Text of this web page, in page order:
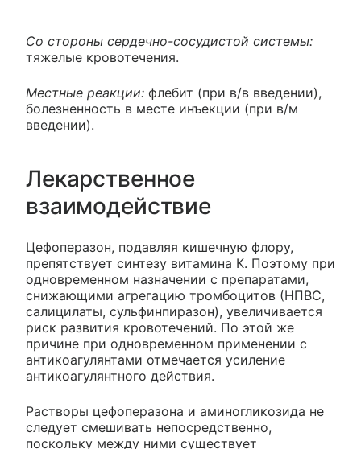
Со стороны сердечно-сосудистой системы:
тяжелые кровотечения.
Местные реакции: флебит (при в/в введении),
болезненность в месте инъекции (при в/м
введении).
Лекарственное
взаимодействие
Цефоперазон, подавляя кишечную флору,
препятствует синтезу витамина К. Поэтому при
одновременном назначении с препаратами,
снижающими агрегацию тромбоцитов (НПВС,
салицилаты, сульфинпиразон), увеличивается
риск развития кровотечений. По этой же
причине при одновременном применении с
антикоагулянтами отмечается усиление
антикоагулянтного действия.
Растворы цефоперазона и аминогликозида не
следует смешивать непосредственно,
поскольку между ними существует